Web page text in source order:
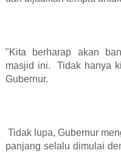
"Kita berharap akan
masjid ini.
Tidak hanya
Gubernur.
Tidak lupa, Gubernur
panjang selalu dimulai